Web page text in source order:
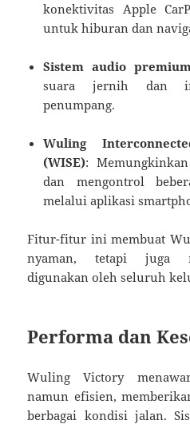
konektivitas Apple
untuk hiburan dan
Sistem audio premium
suara jernih dan
penumpang.
Wuling
(WISE):
dan mengontrol
melalui aplikasi
Fitur-fitur ini membuat
nyaman, tetapi juga
digunakan oleh seluruh
Performa dan
Wuling Victory
namun efisien,
berbagai kondisi jalan.